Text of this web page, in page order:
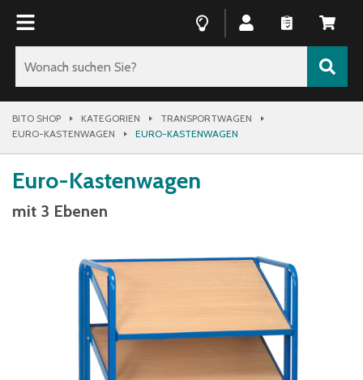
BITO SHOP KATEGORIEN
TRANSPORTWAGEN
EURO-KASTENWAGEN
EURO-KASTENWAGEN
Euro-Kastenwagen
mit 3 Ebenen